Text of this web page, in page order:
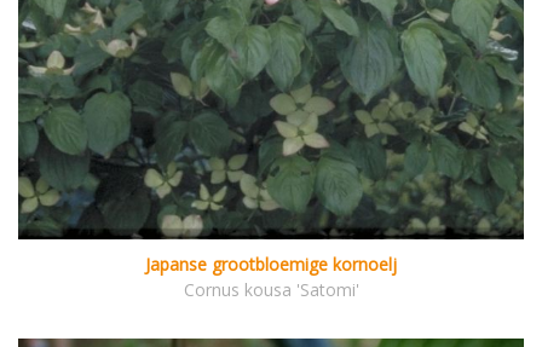
Japanse grootbloemige kornoelj
Cornus kousa 'Satomi'